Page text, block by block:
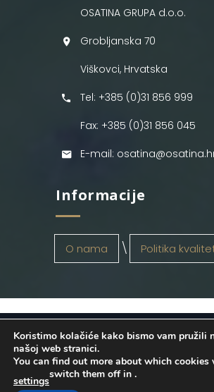
OSATINA GRUPA d.o.o.
Grobljanska 70
Viškovci, Hrvatska
Tel: +385 (0)31 856 999
Fax: +385 (0)31 856 045
E-mail:
Informacije
O nama Politika
OSATINA GRUPA d.o.o. 2026
.
byINFOS Osijek. Sva prava
Koristimo kolačiće kako bismo vam pružili
našoj web stranici.
You can find out more about which cookies
switch them off in
settings
.